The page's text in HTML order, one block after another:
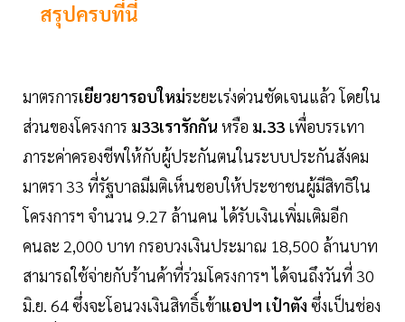
สรุปครบที่นี่
มาตรการเยียวยารอบใหม่ระยะเร่งด่วนชัดเจนแล้ว โดยใน
ส่วนของโครงการ ม33เรารักกัน หรือ ม.33 เพื่อบรรเทา
ภาระค่าครองชีพให้กับผู้ประกันตนในระบบประกันสังคม
มาตรา 33 ที่รัฐบาลมีมติเห็นชอบให้ประชาชนผู้มีสิทธิใน
โครงการฯ จำนวน 9.27 ล้านคน ได้รับเงินเพิ่มเติมอีก
คนละ 2,000 บาท กรอบวงเงินประมาณ 18,500 ล้านบาท
สามารถใช้จ่ายกับร้านค้าที่ร่วมโครงการฯ ได้จนถึงวันที่ 30
มิ.ย. 64 ซึ่งจะโอนวงเงินสิทธิ์เข้าแอปฯ เป๋าตัง ซึ่งเป็นช่อง